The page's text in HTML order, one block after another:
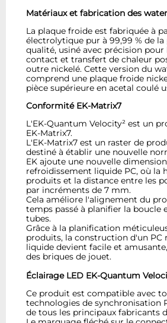
Matériaux et fabrication des
La plaque froide est fabriquée à
électrolytique pur à 99,99 % de la
qualité, usiné avec précision
contact et transfert de chaleur
outre nickelé. Cette version du
comprend une plaque froide
pièce supérieure en acetal coulé
Conformité EK-Matrix7
L'EK-Quantum Velocity² est un
EK-Matrix7.
L'EK-Matrix7 est un raster de
destiné à établir une nouvelle
EK ajoute une nouvelle
refroidissement liquide PC, où la
produits et la distance entre les
par incréments de 7 mm.
Cela améliore l'alignement du
temps passé à planifier la boucle
tubes.
Grâce à la planification
produits, la construction d'un PC
liquide devient facile et
des briques de jouet.
Éclairage LED EK-Quantum
Ce produit est compatible avec
technologies de synchronisation
de tous les principaux fabricants